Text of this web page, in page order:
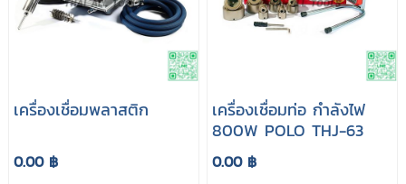
เครื่องเชื่อมพลาสติก
0.00 ฿
เครื่องเชื่อมท่อ กำลังไฟ
800W POLO THJ-63
0.00 ฿